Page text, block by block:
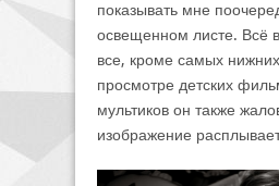
показывать мне
освещенном листе. Всё
все, кроме самых
просмотре детских
мультиков он также
изображение